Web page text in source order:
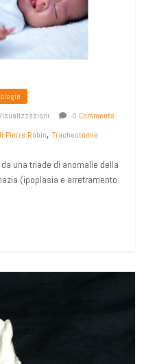
0 Comments
Pierre Robin,Tracheotomia
una triade di anomalie della
(ipoplasia e arretramento